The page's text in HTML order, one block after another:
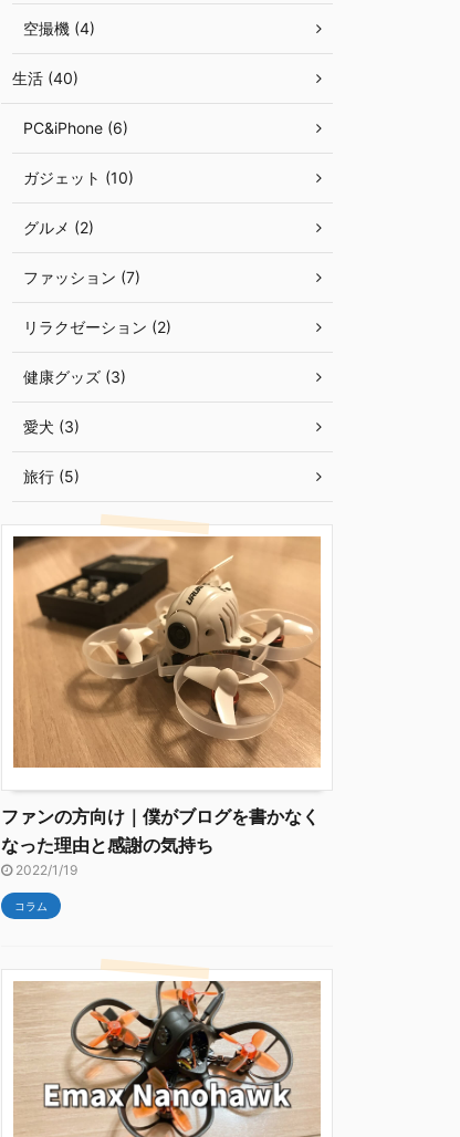
空撮機 (4)
生活 (40)
PC&iPhone (6)
ガジェット (10)
グルメ (2)
ファッション (7)
リラクゼーション (2)
健康グッズ (3)
愛犬 (3)
旅行 (5)
ファンの方向け｜僕がブログを書かなく
なった理由と感謝の気持ち
2022/1/19
コラム